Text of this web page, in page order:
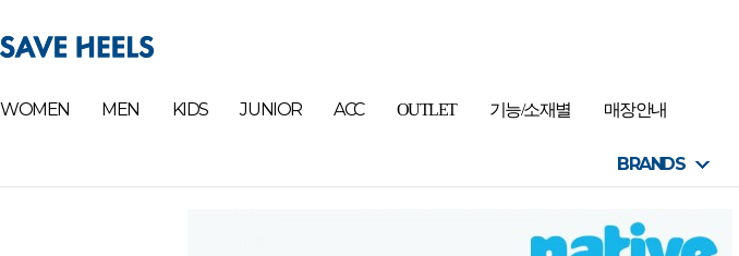
WOMEN MEN KIDS JUNIOR ACC OUTLET 기능/소재별 매장안내
BRANDS